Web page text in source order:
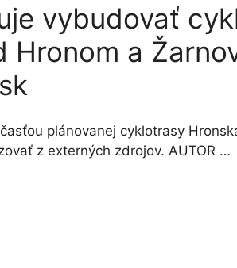
vybudovať
Hronom a
plánovanej cyklotrasy
z externých zdrojov. AUTOR …